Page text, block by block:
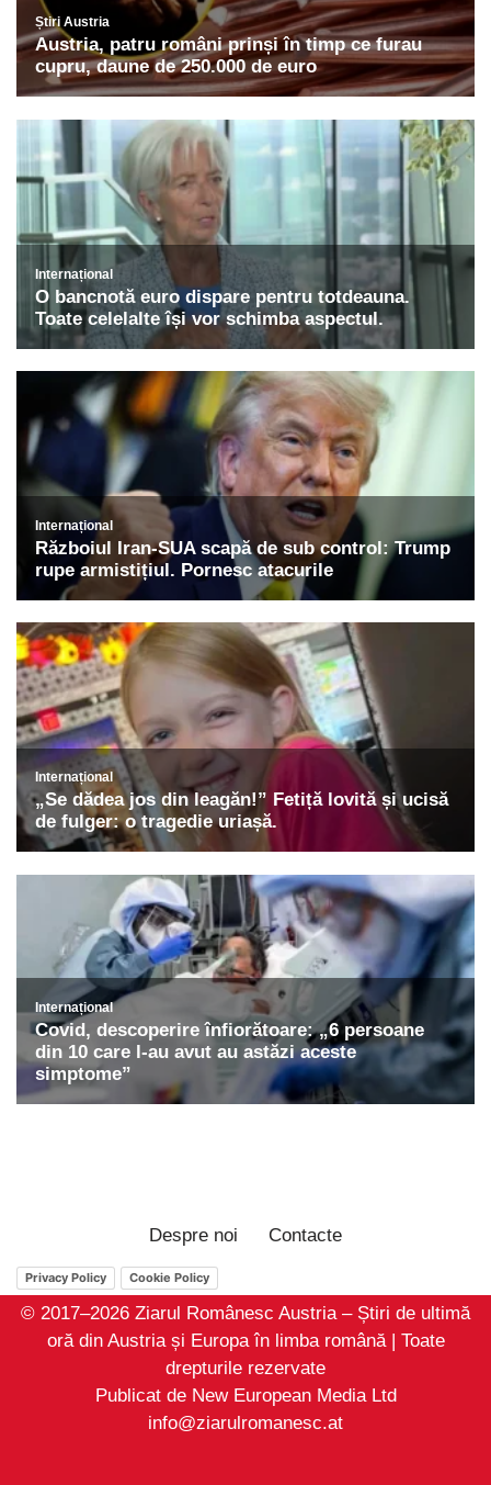
Despre noi Contacte
Privacy Policy Cookie Policy
© 2017–2026 Ziarul Românesc Austria – Știri de ultimă
oră din Austria și Europa în limba română | Toate
drepturile rezervate
Publicat de New European Media Ltd
info@ziarulromanesc.at